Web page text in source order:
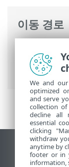
이동 경로
Prem>시
배포
데스크톱
End of Life
We and
optimized
and serve
collection
decline all
essential
clicking
withdraw
anytime by
footer or in
information,